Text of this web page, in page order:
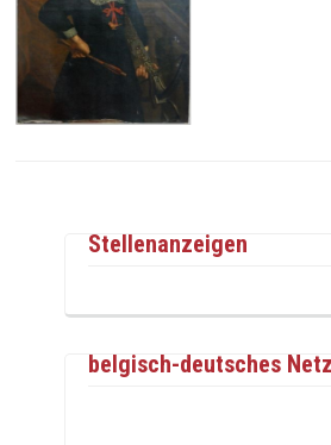
Stellenanzeigen
belgisch-deutsches